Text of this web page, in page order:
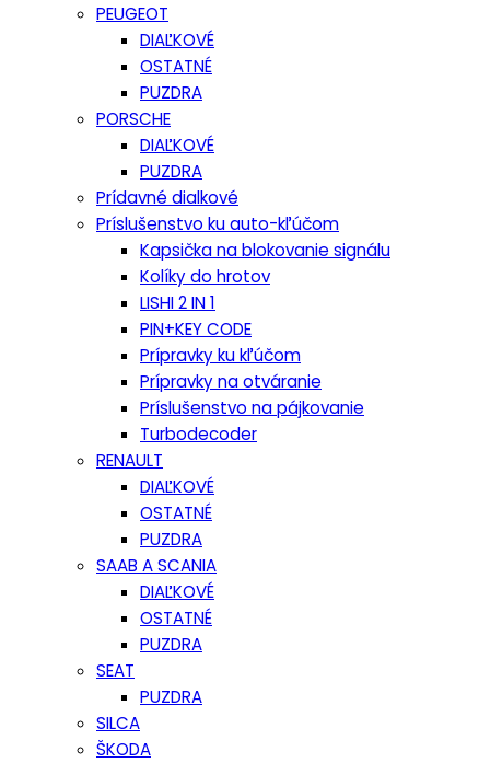
PEUGEOT
DIAĽKOVÉ
OSTATNÉ
PUZDRA
PORSCHE
DIAĽKOVÉ
PUZDRA
Prídavné dialkové
Príslušenstvo ku auto-kľúčom
Kapsička na blokovanie signálu
Kolíky do hrotov
LISHI 2 IN 1
PIN+KEY CODE
Prípravky ku kľúčom
Prípravky na otváranie
Príslušenstvo na pájkovanie
Turbodecoder
RENAULT
DIAĽKOVÉ
OSTATNÉ
PUZDRA
SAAB A SCANIA
DIAĽKOVÉ
OSTATNÉ
PUZDRA
SEAT
PUZDRA
SILCA
ŠKODA